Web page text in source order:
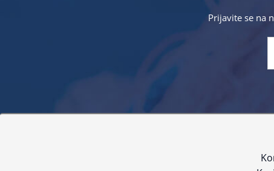
Prijavite se na
proizvoda. Za